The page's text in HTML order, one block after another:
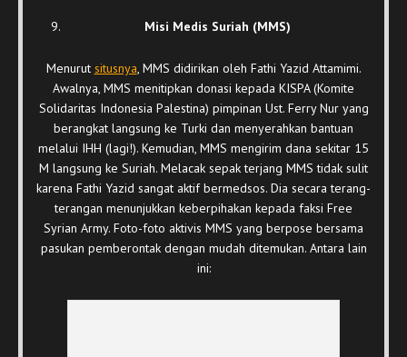
Misi Medis Suriah (MMS)
Menurut situsnya, MMS didirikan oleh Fathi Yazid Attamimi.
Awalnya, MMS menitipkan donasi kepada KISPA (Komite
Solidaritas Indonesia Palestina) pimpinan Ust. Ferry Nur yang
berangkat langsung ke Turki dan menyerahkan bantuan
melalui IHH (lagi!). Kemudian, MMS mengirim dana sekitar 15
M langsung ke Suriah. Melacak sepak terjang MMS tidak sulit
karena Fathi Yazid sangat aktif bermedsos. Dia secara terang-
terangan menunjukkan keberpihakan kepada faksi Free
Syrian Army. Foto-foto aktivis MMS yang berpose bersama
pasukan pemberontak dengan mudah ditemukan. Antara lain
ini: